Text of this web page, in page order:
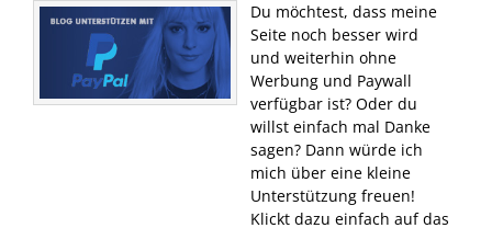
Du möchtest, dass meine
Seite noch besser wird
und weiterhin ohne
Werbung und Paywall
verfügbar ist? Oder du
willst einfach mal Danke
sagen? Dann würde ich
mich über eine kleine
Unterstützung freuen!
Klickt dazu einfach auf das